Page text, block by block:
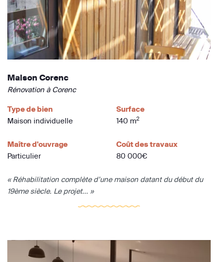
Maison Corenc
Rénovation à Corenc
Type de bien
Maison individuelle
Surface
140 m2
Maître d'ouvrage
Particulier
Coût des travaux
80 000€
« Réhabilitation complète d’une maison datant du début du
19ème siècle. Le projet... »